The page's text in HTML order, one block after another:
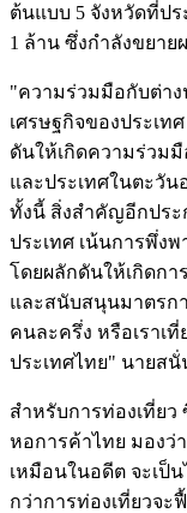
ต้นแบบ 5 จังหวัดที่ปร
1 ล้าน ซึ่งกำลังขยาย
"ความร่วมมือกับต่าง
เศรษฐกิจของประเท
ดันให้เกิดความร่วมมื
และประเทศในตะวัน
ทั้งนี้ สิ่งสำคัญอีกประ
ประเทศ เน้นการพึ่ง
โดยผลักดันให้เกิดกา
และสนับสนุนมาตรก
คนละครึ่ง หรือเราเ
ประเทศไทย" นายสนั่
สำหรับการท่องเที่ยว
หอการค้าไทย มองว่
เหมือนในอดีต จะเป็
กว่าการท่องเที่ยวจะ